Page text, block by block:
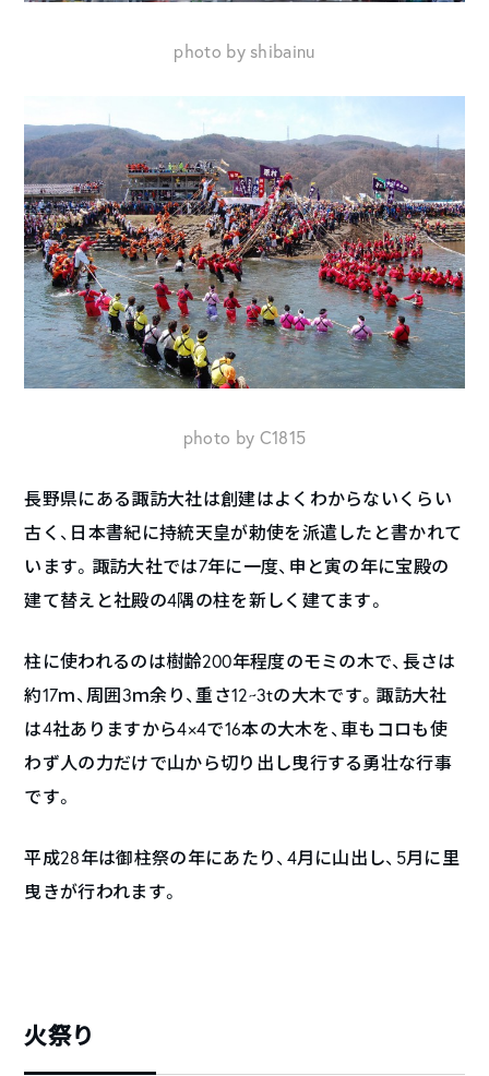
photo by shibainu
photo by C1815
長野県にある諏訪大社は創建はよくわからないくらい
古く、日本書紀に持統天皇が勅使を派遣したと書かれて
います。諏訪大社では7年に一度、申と寅の年に宝殿の
建て替えと社殿の4隅の柱を新しく建てます。
柱に使われるのは樹齢200年程度のモミの木で、長さは
約17ｍ、周囲3ｍ余り、重さ12~3tの大木です。諏訪大社
は4社ありますから4×4で16本の大木を、車もコロも使
わず人の力だけで山から切り出し曳行する勇壮な行事
です。
平成28年は御柱祭の年にあたり、4月に山出し、5月に里
曳きが行われます。
火祭り